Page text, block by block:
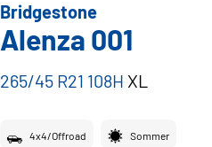
Bridgestone
Alenza 001
265/45 R21 108H XL
4x4/Offroad Sommer